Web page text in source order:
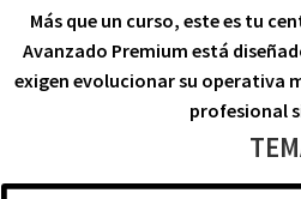
Más que un curso, este es tu
Avanzado Premium está
exigen evolucionar su operativa
profesional